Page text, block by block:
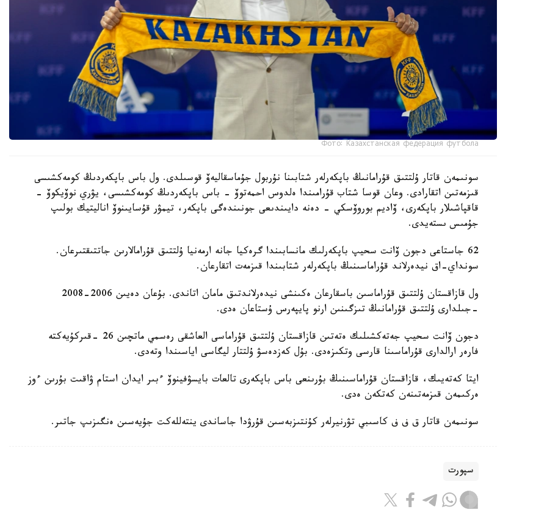
Фото: Казахстанская федерация футбола
سونىمەن قاتار ۇلتتىق قۇرامانىڭ باپكەرلەر شتابىنا نۇربول جۇماسقاليەۆ قوسىلدى. ول باس باپكەردىڭ كومەكشىسى
قىزمەتىن اتقارادى. وعان قوسا شتاب قۇرامىندا ەلدوس احمەتوۆ - باس باپكەردىڭ كومەكشىسى، يۋري نوۆيكوۆ -
قاقپاشىلار باپكەرى، ۆاديم بوروۆسكي - دەنە دايىندىعى جونىندەگى باپكەر، تيمۋر قۇسايىنوۆ اناليتيك بولىپ
جۇمىس ىستەيدى.
62 جاستاعى دجون ۆانت سحيپ باپكەرلىك مانسابىندا گرەكيا جانە ارمەنيا ۇلتتىق قۇرامالارىن جاتتىقتىرعان.
سونداي-اق نيدەرلاند قۇراماسىنىڭ باپكەرلەر شتابىندا قىزمەت اتقارعان.
ول قازاقستان ۇلتتىق قۇراماسىن باسقارعان ەكىنشى نيدەرلاندتىق مامان اتاندى. بۇعان دەيىن 2006-2008
-جىلدارى ۇلتتىق قۇرامانىڭ تىزگىنىن ارنو پايپەرس ۇستاعان ەدى.
دجون ۆانت سحيپ جەتەكشىلىك ەتەتىن قازاقستان ۇلتتىق قۇراماسى العاشقى رەسمي ماتچىن 26 -قىركۇيەكتە
فارەر ارالدارى قۇراماسىنا قارسى وتكىزەدى. بۇل كەزدەسۋ ۇلتتار ليگاسى اياسىندا وتەدى.
ايتا كەتەيىك، قازاقستان قۇراماسىنىڭ بۇرىنعى باس باپكەرى تالعات بايسۋفينوۆ ءبىر ايدان استام ۋاقىت بۇرىن ءوز
ەركىمەن قىزمەتىنەن كەتكەن ەدى.
سونىمەن قاتار ق ف ف كاسىبي تۋرنيرلەر كۇنتىزبەسىن قۇرۋدا جاساندى ينتەللەكت جۇيەسىن ەنگىزىپ جاتىر.
سپورت